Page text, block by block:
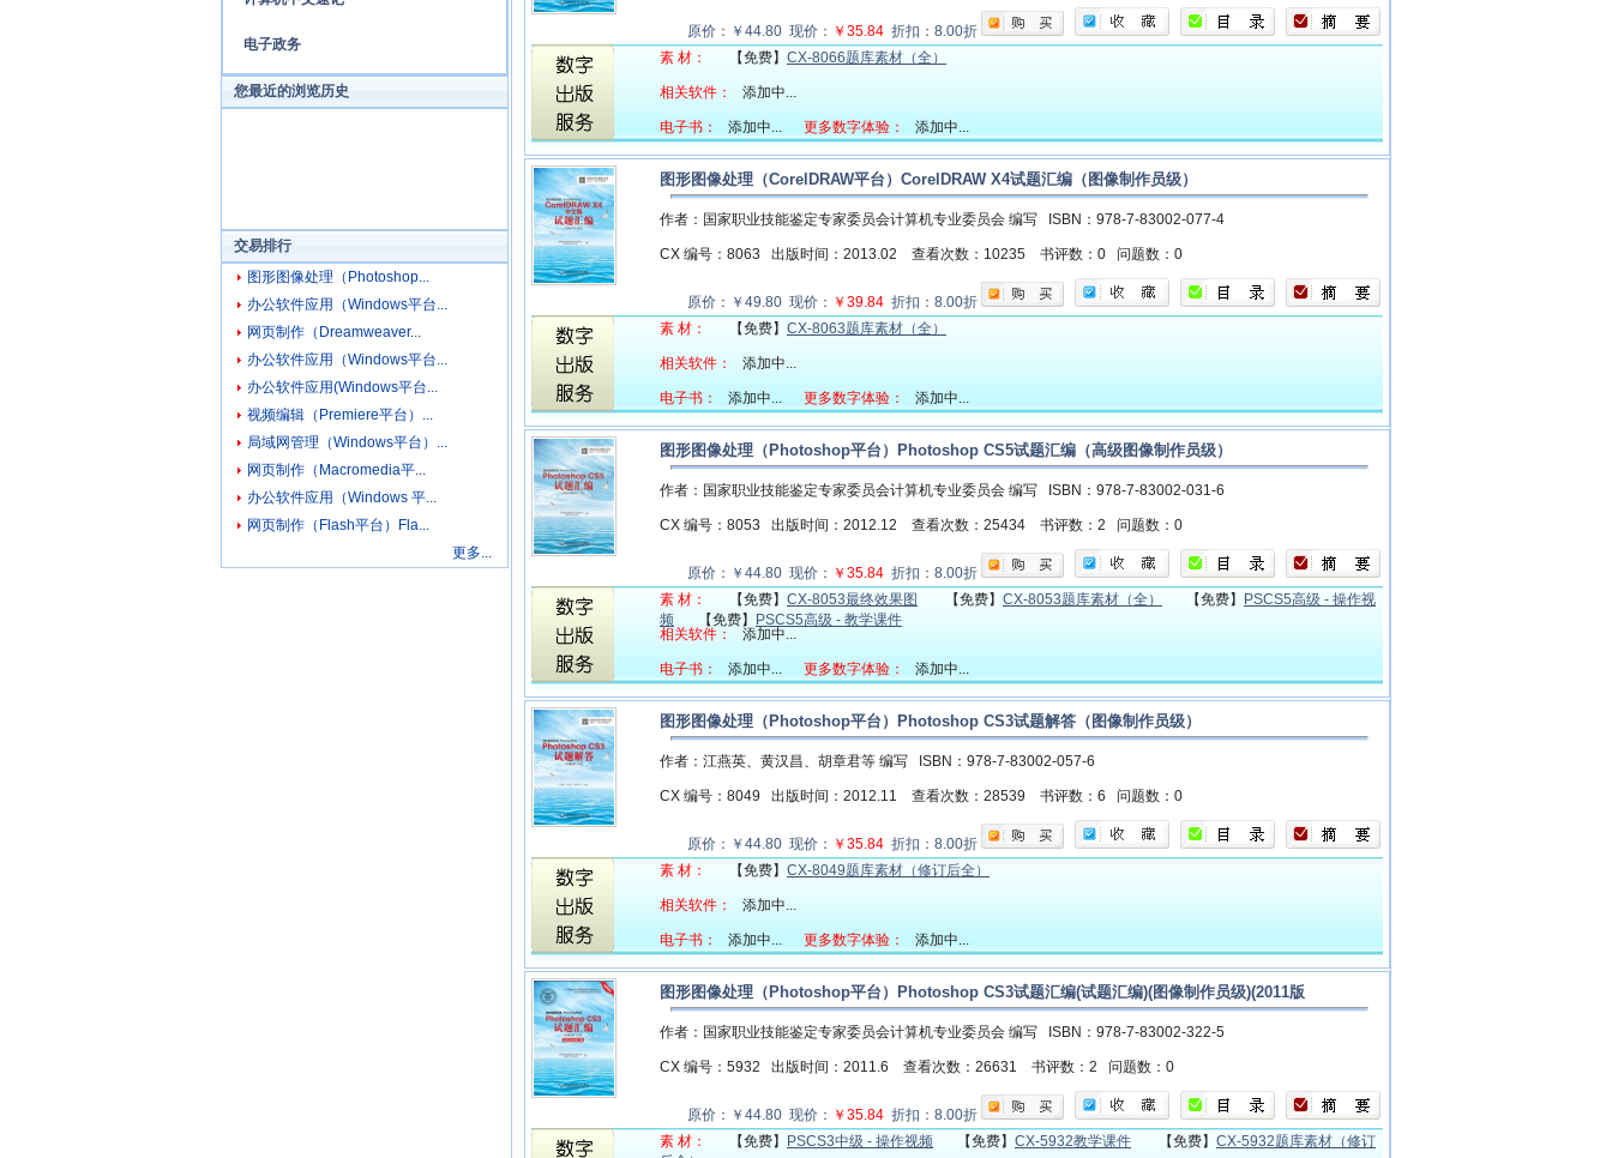
电子政务
您最近的浏览历史
交易排行
图形图像处理（Photoshop...
办公软件应用（Windows平台...
网页制作（Dreamweaver...
办公软件应用（Windows平台...
办公软件应用(Windows平台...
视频编辑（Premiere平台）...
局域网管理（Windows平台）...
网页制作（Macromedia平...
办公软件应用（Windows 平...
网页制作（Flash平台）Fla...
更多...
原价：￥44.80 现价： ￥35.84 折扣：8.00折
素 材：
【免费】 CX-8066题库素材（全）
相关软件： 添加中...
电子书： 添加中... 更多数字体验： 添加中...
图形图像处理（CorelDRAW平台）CorelDRAW X4试题汇编（图像制作员级）
作者：国家职业技能鉴定专家委员会计算机专业委员会 编写 ISBN：978-7-83002-077-4
CX 编号：8063 出版时间：2013.02 查看次数：10235 书评数：0 问题数：0
原价：￥49.80 现价： ￥39.84 折扣：8.00折
素 材：
【免费】 CX-8063题库素材（全）
相关软件： 添加中...
电子书： 添加中... 更多数字体验： 添加中...
图形图像处理（Photoshop平台）Photoshop CS5试题汇编（高级图像制作员级）
作者：国家职业技能鉴定专家委员会计算机专业委员会 编写 ISBN：978-7-83002-031-6
CX 编号：8053 出版时间：2012.12 查看次数：25434 书评数：2 问题数：0
原价：￥44.80 现价： ￥35.84 折扣：8.00折
素 材：
【免费】 CX-8053最终效果图 【免费】 CX-8053题库素材（全） 【免费】
PSCS5高级 - 操作视
频
【免费】
PSCS5高级 - 教学课件
相关软件：
添加中...
电子书： 添加中... 更多数字体验： 添加中...
图形图像处理（Photoshop平台）Photoshop CS3试题解答（图像制作员级）
作者：江燕英、黄汉昌、胡章君等 编写 ISBN：978-7-83002-057-6
CX 编号：8049 出版时间：2012.11 查看次数：28539 书评数：6 问题数：0
原价：￥44.80 现价： ￥35.84 折扣：8.00折
素 材：
【免费】 CX-8049题库素材（修订后全）
相关软件： 添加中...
电子书： 添加中... 更多数字体验： 添加中...
图形图像处理（Photoshop平台）Photoshop CS3试题汇编(试题汇编)(图像制作员级)(2011版
作者：国家职业技能鉴定专家委员会计算机专业委员会 编写 ISBN：978-7-83002-322-5
CX 编号：5932 出版时间：2011.6 查看次数：26631 书评数：2 问题数：0
原价：￥44.80 现价： ￥35.84 折扣：8.00折
素 材：
【免费】 PSCS3中级 - 操作视频 【免费】 CX-5932教学课件 【免费】 CX-5932题库素材（修订